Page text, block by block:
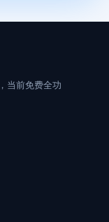
当前免费全功